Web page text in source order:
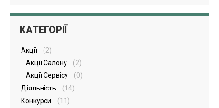
КАТЕГОРІЇ
Акції
(2)
Акції Салону
(2)
Акції Сервісу
(0)
Діяльність
(14)
Конкурси
(11)